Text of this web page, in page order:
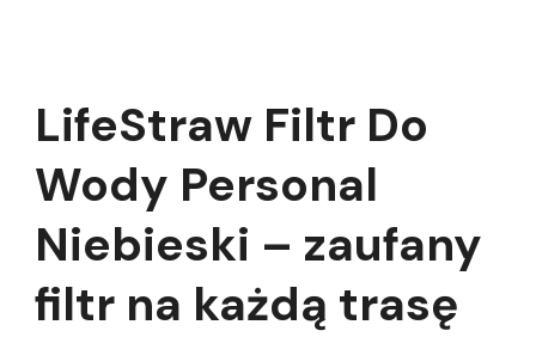
LifeStraw Filtr Do
Wody Personal
Niebieski – zaufany
filtr na każdą trasę